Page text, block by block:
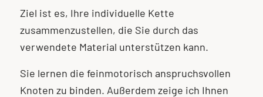
Ziel ist es, Ihre individuelle Kette
zusammenzustellen, die Sie durch das
verwendete Material unterstützen kann.
Sie lernen die feinmotorisch anspruchsvollen
Knoten zu binden. Außerdem zeige ich Ihnen